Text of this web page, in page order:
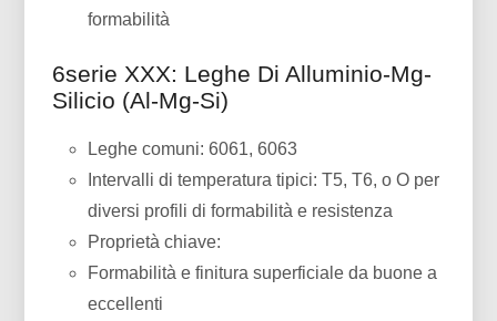
formabilità
6serie XXX: Leghe Di Alluminio-Mg-
Silicio (Al-Mg-Si)
Leghe comuni: 6061, 6063
Intervalli di temperatura tipici: T5, T6, o O per
diversi profili di formabilità e resistenza
Proprietà chiave:
Formabilità e finitura superficiale da buone a
eccellenti